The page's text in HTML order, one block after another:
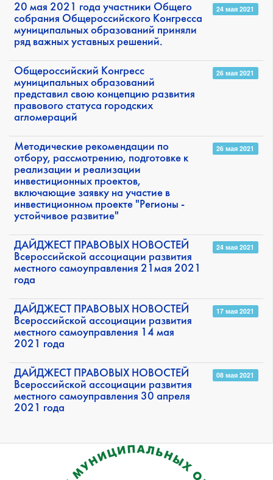
20 мая 2021 года участники Общего
собрания Общероссийского Конгресса
муниципальных образований приняли
ряд важных уставных решений.
24 мая 2021
Общероссийский Конгресс
муниципальных образований
представил свою концепцию развития
правового статуса городских
агломераций
26 мая 2021
Методические рекомендации по
отбору, рассмотрению, подготовке к
реализации и реализации
инвестиционных проектов,
включающие заявку на участие в
инвестиционном проекте "Регионы -
устойчивое развитие"
26 мая 2021
ДАЙДЖЕСТ ПРАВОВЫХ НОВОСТЕЙ
Всероссийской ассоциации развития
местного самоуправления 21мая 2021
года
24 мая 2021
ДАЙДЖЕСТ ПРАВОВЫХ НОВОСТЕЙ
Всероссийской ассоциации развития
местного самоуправления 14 мая
2021 года
17 мая 2021
ДАЙДЖЕСТ ПРАВОВЫХ НОВОСТЕЙ
Всероссийской ассоциации развития
местного самоуправления 30 апреля
2021 года
08 мая 2021